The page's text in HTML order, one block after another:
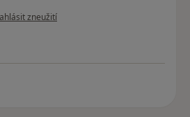
názoru uživatele Kateřina
zneužití